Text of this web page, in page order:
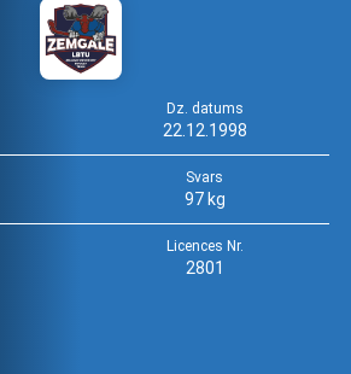
Dz. datums
22.12.1998
Svars
97 kg
Licences Nr.
2801